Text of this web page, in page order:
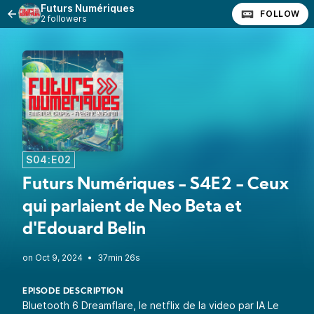
Futurs Numériques
2 followers FOLLOW
S04:E02
Futurs Numériques - S4E2 - Ceux
qui parlaient de Neo Beta et
d'Edouard Belin
• 37min 26s
EPISODE DESCRIPTION
Bluetooth 6 Dreamflare, le netflix de la video par IA Le